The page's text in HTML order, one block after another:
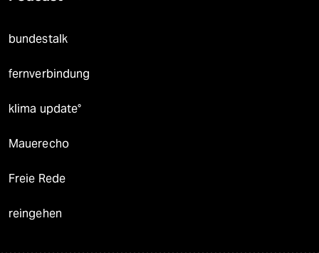
bundestalk
fernverbindung
klima update°
Mauerecho
Freie Rede
reingehen